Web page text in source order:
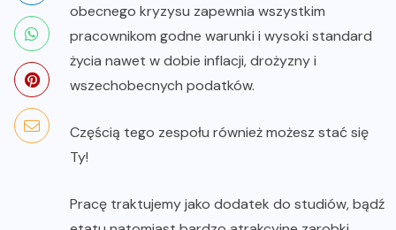
obecnego kryzysu zapewnia wszystkim
pracownikom godne warunki i wysoki standard
życia nawet w dobie inflacji, drożyzny i
wszechobecnych podatków.
Częścią tego zespołu również możesz stać się
Ty!
Pracę traktujemy jako dodatek do studiów, bądź